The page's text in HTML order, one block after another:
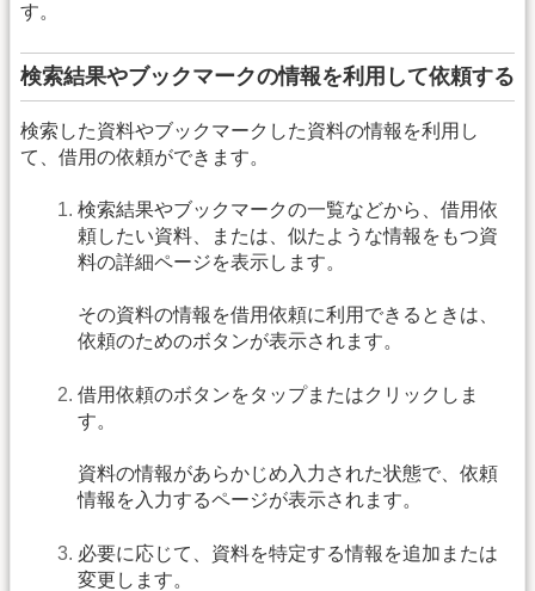
す。
検索結果やブックマークの情報を利用して依頼する
検索した資料やブックマークした資料の情報を利用し
て、借用の依頼ができます。
検索結果やブックマークの一覧などから、借用依
頼したい資料、または、似たような情報をもつ資
料の詳細ページを表示します。
その資料の情報を借用依頼に利用できるときは、
依頼のためのボタンが表示されます。
借用依頼のボタンをタップまたはクリックしま
す。
資料の情報があらかじめ入力された状態で、依頼
情報を入力するページが表示されます。
必要に応じて、資料を特定する情報を追加または
変更します。